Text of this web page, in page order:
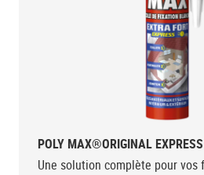
POLY MAX®ORIGINAL EXPRESS
Une solution complète pour